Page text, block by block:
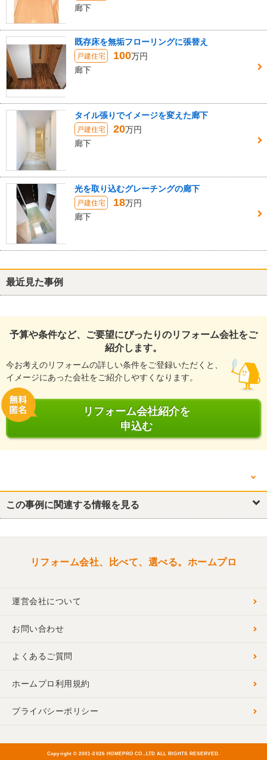
廊下
既存床を無垢フローリングに張替え
戸建住宅 100万円
廊下
タイル張りでイメージを変えた廊下
戸建住宅 20万円
廊下
光を取り込むグレーチングの廊下
戸建住宅 18万円
廊下
最近見た事例
予算や条件など、ご要望にぴったりのリフォーム会社をご
紹介します。
今お考えのリフォームの詳しい条件をご登録いただくと、
イメージにあった会社をご紹介しやすくなります。
リフォーム会社紹介を
申込む
他の箇所を見る
キッチン・台所 浴室・ユニットバス トイレ
この事例に関連する情報を見る
リフォーム会社、比べて、選べる。ホームプロ
運営会社について
お問い合わせ
よくあるご質問
ホームプロ利用規約
プライバシーポリシー
Copyright © 2001-2026 HOMEPRO CO.,LTD ALL RIGHTS RESERVED.